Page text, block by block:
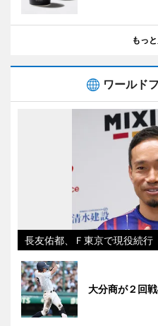
もっ
ワールド
長友佑都、Ｆ東京で現役続
大分商が２回